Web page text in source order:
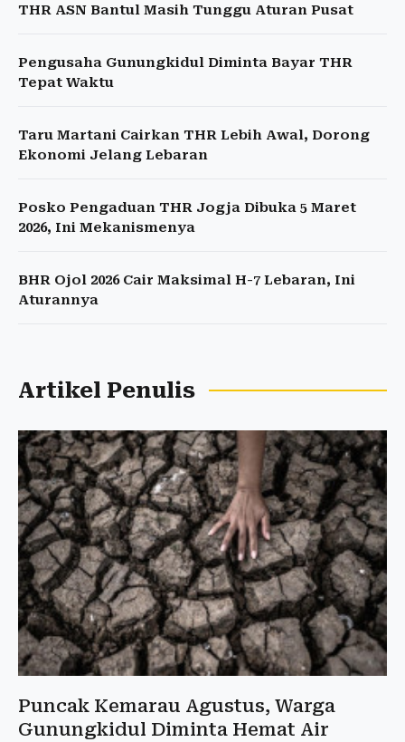
THR ASN Bantul Masih Tunggu Aturan Pusat
Pengusaha Gunungkidul Diminta Bayar THR
Tepat Waktu
Taru Martani Cairkan THR Lebih Awal, Dorong
Ekonomi Jelang Lebaran
Posko Pengaduan THR Jogja Dibuka 5 Maret
2026, Ini Mekanismenya
BHR Ojol 2026 Cair Maksimal H-7 Lebaran, Ini
Aturannya
Artikel Penulis
Puncak Kemarau Agustus, Warga
Gunungkidul Diminta Hemat Air